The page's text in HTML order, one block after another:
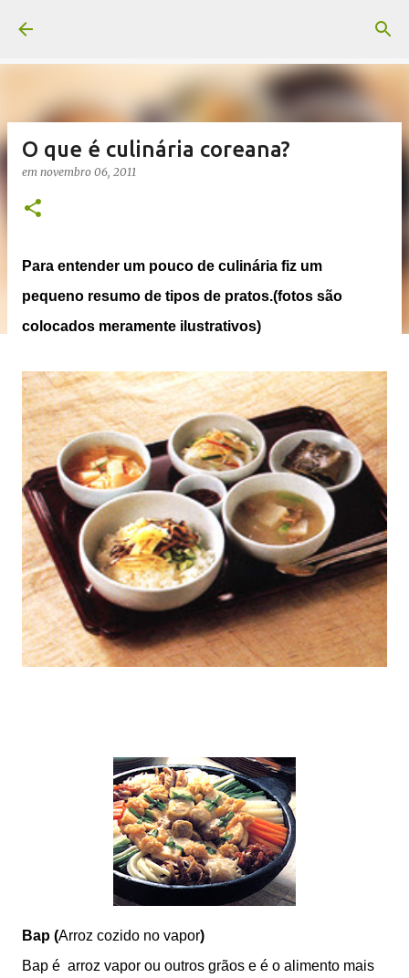
O que é culinária coreana?
em novembro 06, 2011
Para entender um pouco de culinária fiz um
pequeno resumo de tipos de pratos.(fotos são
colocados meramente ilustrativos)
Bap (Arroz cozido no vapor)
Bap é arroz vapor ou outros grãos e é o alimento mais